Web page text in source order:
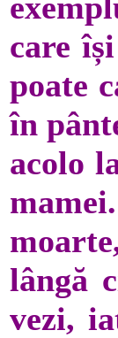
care
poate
în
acolo
lângă
vezi,